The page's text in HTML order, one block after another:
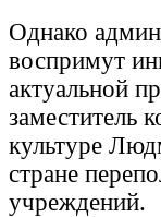
Однако
воспримут
актуальной
заместитель
культуре
стране
учреждений.